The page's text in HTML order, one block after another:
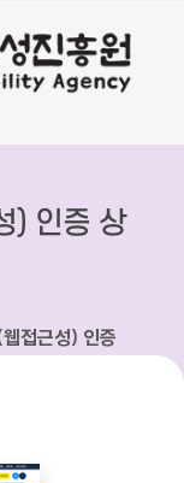
) 인증 상
접근성) 인증